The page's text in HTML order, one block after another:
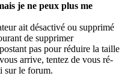
je ne peux plus me
ait désactivé ou supprimé
de supprimer
pas pour réduire la taille
arrive, tentez de vous ré-
sur le forum.